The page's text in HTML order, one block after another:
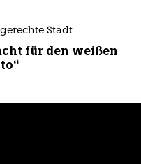
Stadt
für den weißen